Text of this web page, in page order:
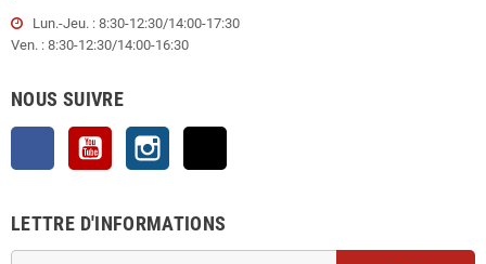
Lun.-Jeu. : 8:30-12:30/14:00-17:30
Ven. : 8:30-12:30/14:00-16:30
NOUS SUIVRE
Facebook YouTube
LETTRE D'INFORMATIONS